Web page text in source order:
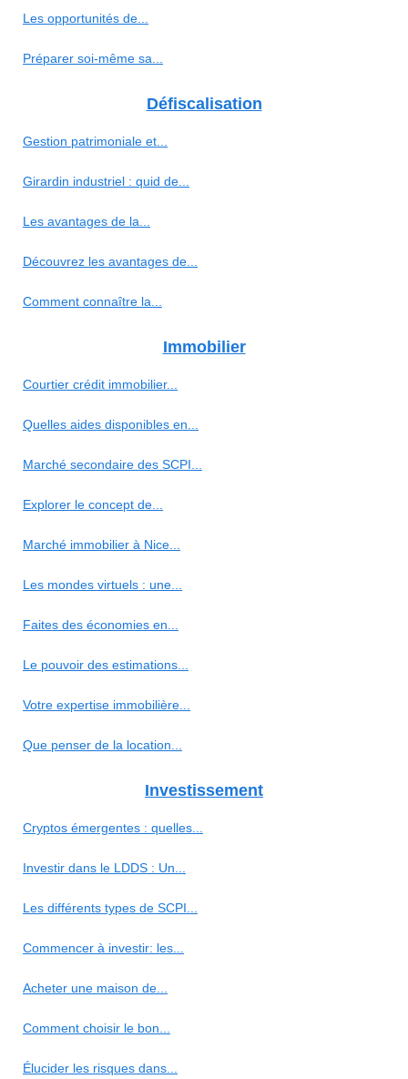
Les opportunités de...
Préparer soi-même sa...
Défiscalisation
Gestion patrimoniale et...
Girardin industriel : quid de...
Les avantages de la...
Découvrez les avantages de...
Comment connaître la...
Immobilier
Courtier crédit immobilier...
Quelles aides disponibles en...
Marché secondaire des SCPI...
Explorer le concept de...
Marché immobilier à Nice...
Les mondes virtuels : une...
Faites des économies en...
Le pouvoir des estimations...
Votre expertise immobilière...
Que penser de la location...
Investissement
Cryptos émergentes : quelles...
Investir dans le LDDS : Un...
Les différents types de SCPI...
Commencer à investir: les...
Acheter une maison de...
Comment choisir le bon...
Élucider les risques dans...